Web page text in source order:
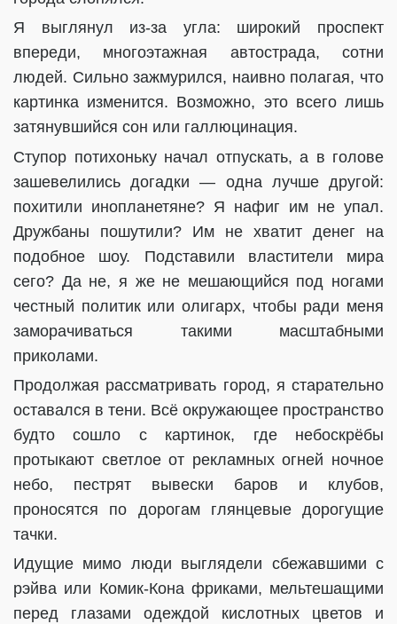
Я выглянул из-за угла: широкий проспект
впереди, многоэтажная автострада, сотни
людей. Сильно зажмурился, наивно полагая, что
картинка изменится. Возможно, это всего лишь
затянувшийся сон или галлюцинация.
Ступор потихоньку начал отпускать, а в голове
зашевелились догадки — одна лучше другой:
похитили инопланетяне? Я нафиг им не упал.
Дружбаны пошутили? Им не хватит денег на
подобное шоу. Подставили властители мира
сего? Да не, я же не мешающийся под ногами
честный политик или олигарх, чтобы ради меня
заморачиваться такими масштабными
приколами.
Продолжая рассматривать город, я старательно
оставался в тени. Всё окружающее пространство
будто сошло с картинок, где небоскрёбы
протыкают светлое от рекламных огней ночное
небо, пестрят вывески баров и клубов,
проносятся по дорогам глянцевые дорогущие
тачки.
Идущие мимо люди выглядели сбежавшими с
рэйва или Комик-Кона фриками, мельтешащими
перед глазами одеждой кислотных цветов и